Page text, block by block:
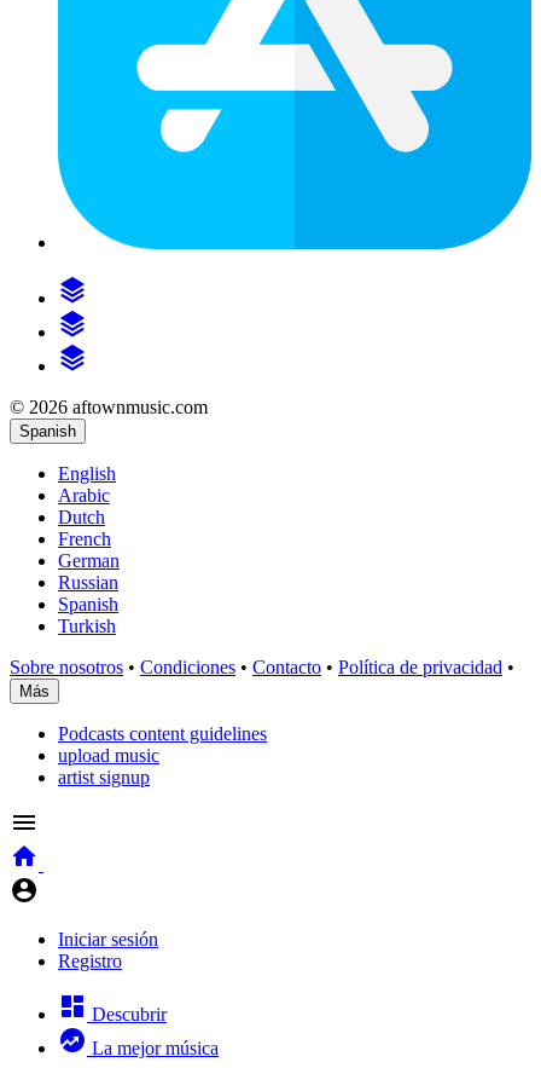
© 2026 aftownmusic.com
Spanish
English
Arabic
Dutch
French
German
Russian
Spanish
Turkish
Sobre nosotros • Condiciones • Contacto • Política de privacidad •
Más
Podcasts content guidelines
upload music
artist signup
Iniciar sesión
Registro
Descubrir
La mejor música